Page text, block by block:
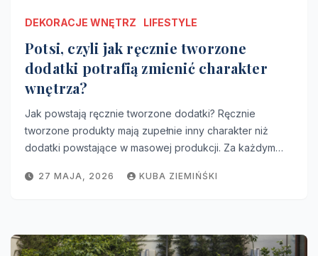
DEKORACJE WNĘTRZ LIFESTYLE
Potsi, czyli jak ręcznie tworzone
dodatki potrafią zmienić charakter
wnętrza?
Jak powstają ręcznie tworzone dodatki? Ręcznie
tworzone produkty mają zupełnie inny charakter niż
dodatki powstające w masowej produkcji. Za każdym…
27 MAJA, 2026 KUBA ZIEMIŃŚKI